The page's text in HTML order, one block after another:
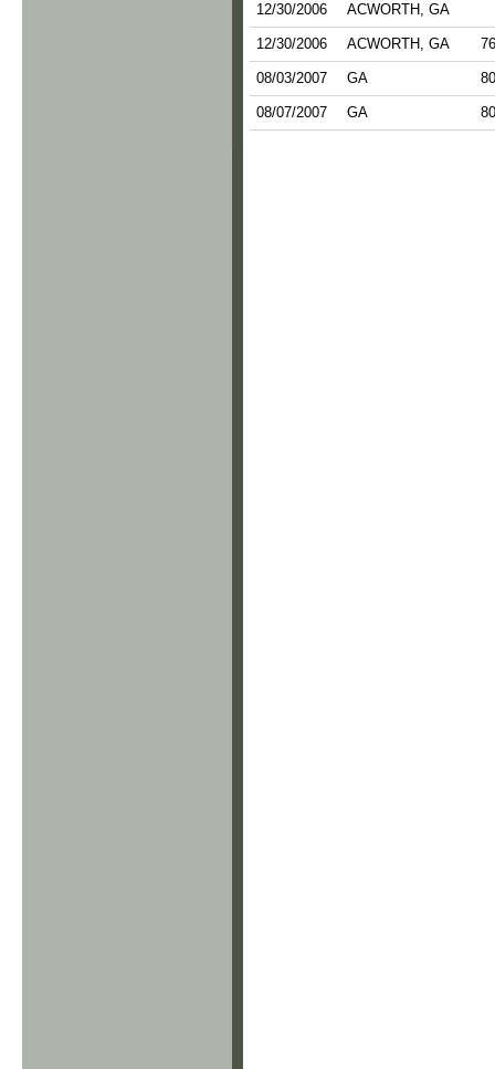
12/30/2006 ACWORTH, GA
12/30/2006 ACWORTH, GA
08/03/2007 GA
08/07/2007 GA